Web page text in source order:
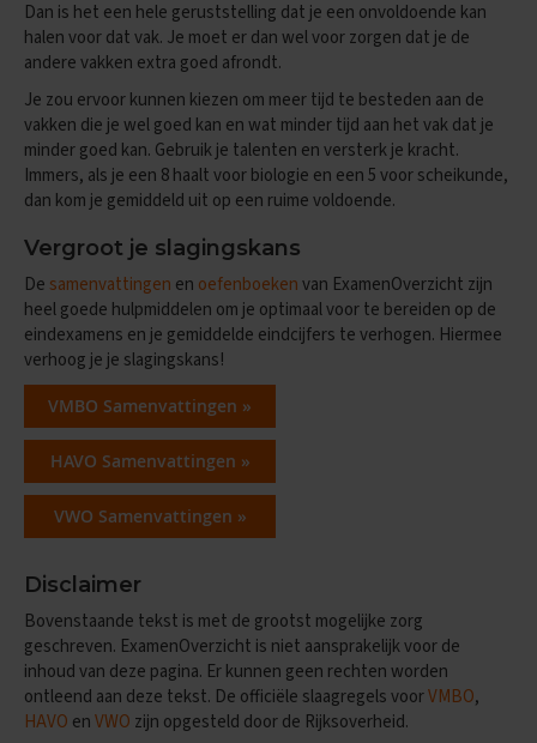
E
n
e
l
s
E
x
m
n
t
i
p
s
O
f
e
n
e
a
m
e
n
s
F
r
Dan is het een hele geruststelling dat je een onvoldoende kan
halen voor dat vak. Je moet er dan wel voor zorgen dat je de
andere vakken extra goed afrondt.
Je zou ervoor kunnen kiezen om meer tijd te besteden aan de
vakken die je wel goed kan en wat minder tijd aan het vak dat je
minder goed kan. Gebruik je talenten en versterk je kracht.
Immers, als je een 8 haalt voor biologie en een 5 voor scheikunde,
dan kom je gemiddeld uit op een ruime voldoende.
Vergroot je slagingskans
De samenvattingen en oefenboekenvan ExamenOverzicht zijn
heel goede hulpmiddelen om je optimaal voor te bereiden op de
eindexamens en je gemiddelde eindcijfers te verhogen. Hiermee
verhoog je je slagingskans!
VMBO Samenvattingen »
HAVO Samenvattingen »
VWO Samenvattingen »
Disclaimer
Bovenstaande tekst is met de grootst mogelijke zorg
geschreven. ExamenOverzicht is niet aansprakelijk voor de
inhoud van deze pagina. Er kunnen geen rechten worden
ontleend aan deze tekst. De officiële slaagregels voorVMBO,
HAVO enVWO zijn opgesteld door de Rijksoverheid.